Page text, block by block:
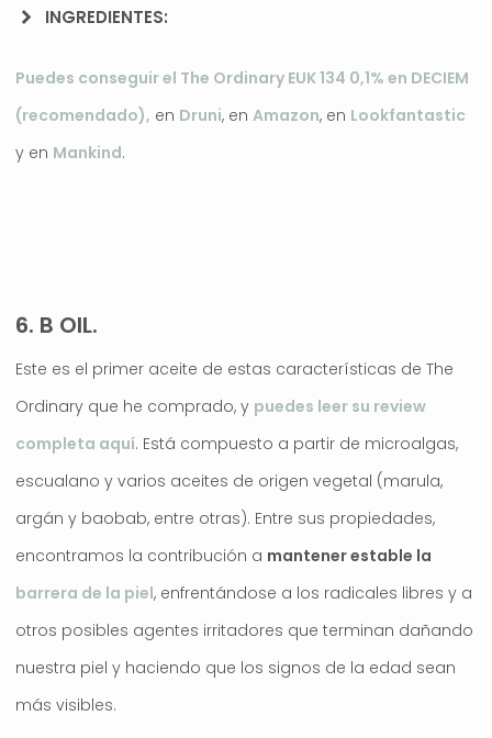
INGREDIENTES:
Puedes conseguir el The Ordinary EUK 134 0,1% en DECIEM
(recomendado), en Druni, en Amazon, en Lookfantastic
y en Mankind.
6. B OIL.
Este es el primer aceite de estas características de The
Ordinary que he comprado, y puedes leer su review
completa aquí. Está compuesto a partir de microalgas,
escualano y varios aceites de origen vegetal (marula,
argán y baobab, entre otras). Entre sus propiedades,
encontramos la contribución a mantener estable la
barrera de la piel, enfrentándose a los radicales libres y a
otros posibles agentes irritadores que terminan dañando
nuestra piel y haciendo que los signos de la edad sean
más visibles.